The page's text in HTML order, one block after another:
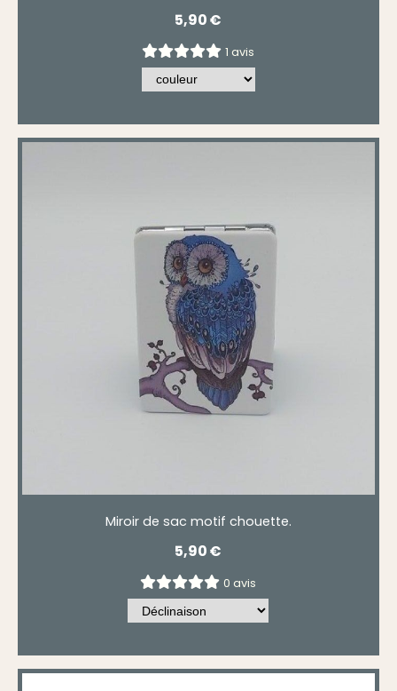
5,90€
1 avis
Miroir de sac motif chouette.
5,90€
0 avis